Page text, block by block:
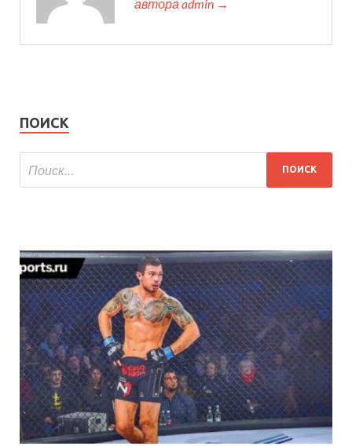
автора admin →
ПОИСК